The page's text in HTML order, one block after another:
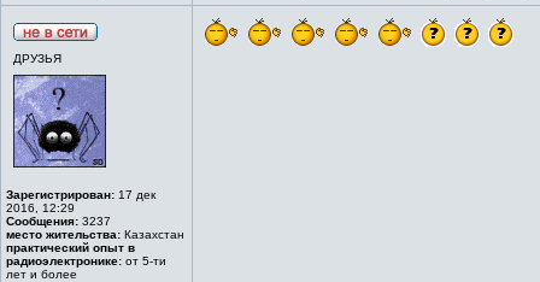
ДРУЗЬЯ
Зарегистрирован: 17 дек
2016, 12:29
Сообщения: 3237
место жительства: Казахстан
практический опыт в
радиоэлектронике: от 5-ти
лет и более